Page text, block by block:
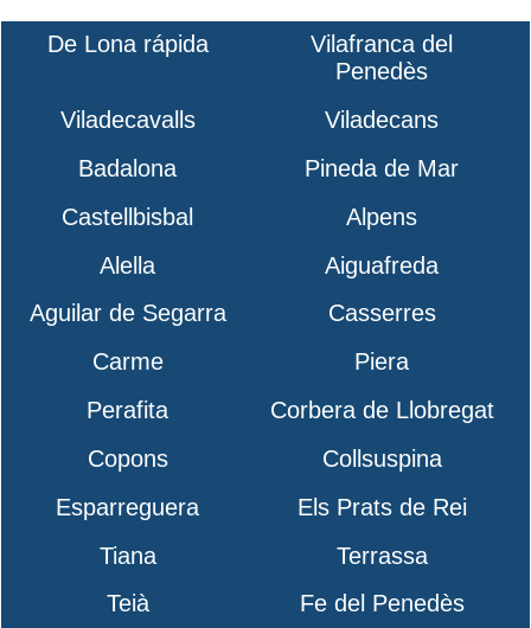
De Lona rápida
Vilafranca del
Penedès
Viladecavalls
Viladecans
Badalona
Pineda de Mar
Castellbisbal
Alpens
Alella
Aiguafreda
Aguilar de Segarra
Casserres
Carme
Piera
Perafita
Corbera de Llobregat
Copons
Collsuspina
Esparreguera
Els Prats de Rei
Tiana
Terrassa
Teià
Fe del Penedès